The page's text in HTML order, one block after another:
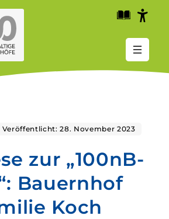
Veröffentlicht: 28. November 2023
zur „100nB-
Bauernhof
Koch